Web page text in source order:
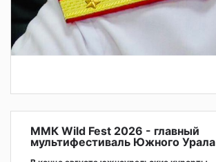
ММК Wild Fest 2026 - главный
мультифестиваль Южного Урала